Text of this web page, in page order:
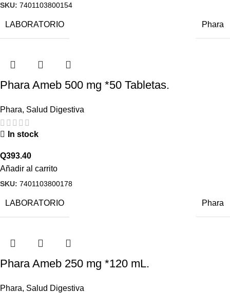
SKU: 7401103800154
LABORATORIO Phara
Phara Ameb 500 mg *50 Tabletas.
Phara, Salud Digestiva
In stock
Q393.40
Añadir al carrito
SKU: 7401103800178
LABORATORIO Phara
Phara Ameb 250 mg *120 mL.
Phara, Salud Digestiva